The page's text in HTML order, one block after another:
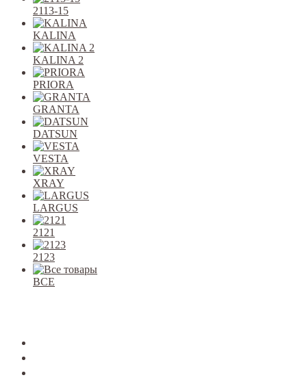
2113-15
KALINA
KALINA 2
PRIORA
GRANTA
DATSUN
VESTA
XRAY
LARGUS
2121
2123
ВСЕ